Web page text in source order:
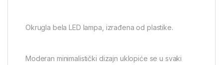
Okrugla bela LED lampa, izrađena od plastike.
Moderan minimalistički dizajn uklopiće se u svaki